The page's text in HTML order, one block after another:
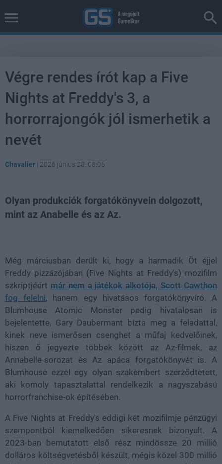
Végre rendes írót kap a Five
Nights at Freddy's 3, a
horrorrajongók jól ismerhetik a
nevét
Chavalier | 2026 június 28. 08:05
Olyan produkciók forgatókönyvein dolgozott,
mint az Anabelle és az Az.
Még márciusban derült ki, hogy a harmadik Öt éjjel
Freddy pizzázójában (Five Nights at Freddy's) mozifilm
szkriptjéért már nem a játékok alkotója, Scott Cawthon
fog felelni, hanem egy hivatásos forgatókönyvíró. A
Blumhouse Atomic Monster pedig hivatalosan is
bejelentette, Gary Daubermant bízta meg a feladattal,
kinek neve ismerősen csenghet a műfaj kedvelőinek,
hiszen ő jegyezte többek között az Az-filmek, az
Annabelle-sorozat és Az apáca forgatókönyvét is. A
Blumhouse ezzel egy olyan szakembert szerződtetett,
aki komoly tapasztalattal rendelkezik a nagyszabású
horrorfranchise-ok építésében.
A Five Nights at Freddy's eddigi két mozifilmje pénzügyi
szempontból kiemelkedően sikeresnek bizonyult. A
2023-ban bemutatott első rész mindössze 20 millió
dolláros költségvetésből készült, mégis közel 300 millió